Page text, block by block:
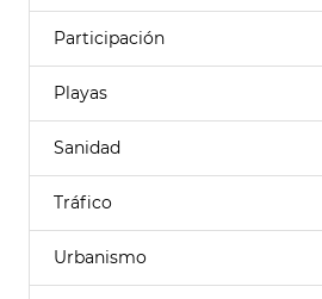
Participación
Playas
Sanidad
Tráfico
Urbanismo